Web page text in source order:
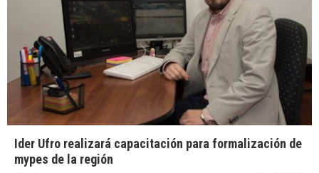
Ider Ufro realizará capacitación para formalización de
mypes de la región